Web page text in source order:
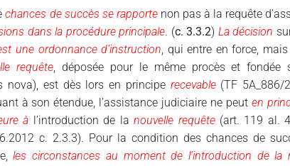
chances de succès se rapportenon pas à la requête
dans la procédure principale. (c. 3.3.2) La décision
une ordonnance d’instruction, qui entre en force, mais
requête, déposée pour le même procès et fondée
nova), est dès lors en principe recevable (TF 5A_886/
à son étendue, l’assistance judiciaire ne peuten
à l’introduction de lanouvelle requête(art. 119 al.
c. 2.3.3). Pour la condition des chances de
les circonstances au moment de l’introduction de la